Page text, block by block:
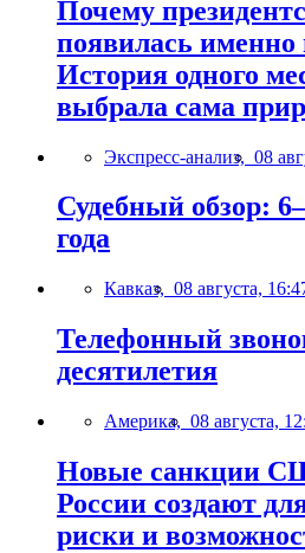
Почему
появилась именно
История одного
выбрала сама
Экспресс-анализ, 08
Судебный обзор:
года
Кавказ, 08 августа,
Телефонный
десятилетия
Америка, 08 августа,
Новые санкции
России создают
риски и